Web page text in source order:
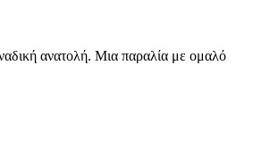
ανατολή. Μια παραλία με ομαλό